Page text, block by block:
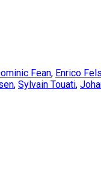
Fean, Enrico Fels
, Sylvain Touati,